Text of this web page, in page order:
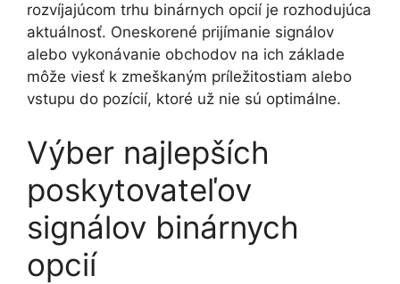
rozvíjajúcom trhu binárnych opcií je rozhodujúca
aktuálnosť. Oneskorené prijímanie signálov
alebo vykonávanie obchodov na ich základe
môže viesť k zmeškaným príležitostiam alebo
vstupu do pozícií, ktoré už nie sú optimálne.
Výber najlepších
poskytovateľov
signálov binárnych
opcií